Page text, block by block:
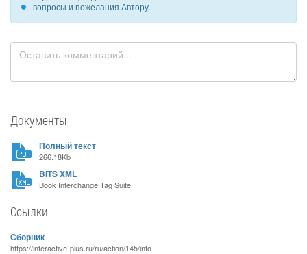
вопросы и пожелания Автору.
Документы
Полный текст
266.18Kb
BITS XML
Book Interchange Tag Suite
Ссылки
Сборник
https://interactive-plus.ru/ru/action/145/info